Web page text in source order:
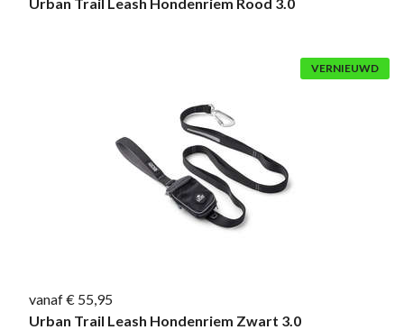
VERNIEUWD
vanaf € 55,95
Urban Trail Leash Hondenriem Zwart 3.0